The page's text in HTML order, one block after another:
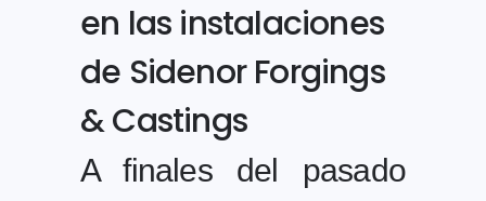
en las instalaciones
de Sidenor Forgings
& Castings
A finales del pasado